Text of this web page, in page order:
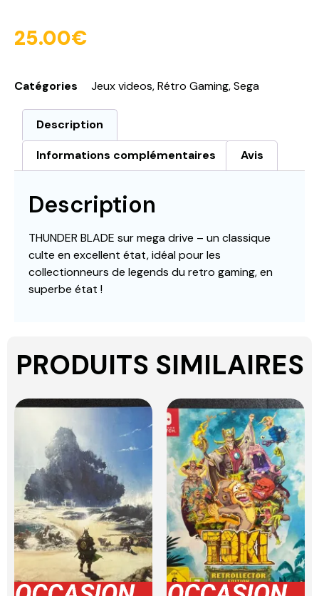
25.00€
Catégories Jeux videos,Rétro Gaming,Sega
Description
Informations complémentaires Avis
Description
THUNDER BLADE sur mega drive – un classique
culte en excellent état, idéal pour les
collectionneurs de legends du retro gaming, en
superbe état !
PRODUITS SIMILAIRES